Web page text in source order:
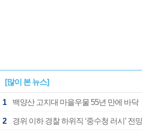
[많이 본 뉴스]
1 백양산 고지대 마을우물 55년 만에 바닥
2 경위 이하 경찰 하위직 ‘중수청 러시’